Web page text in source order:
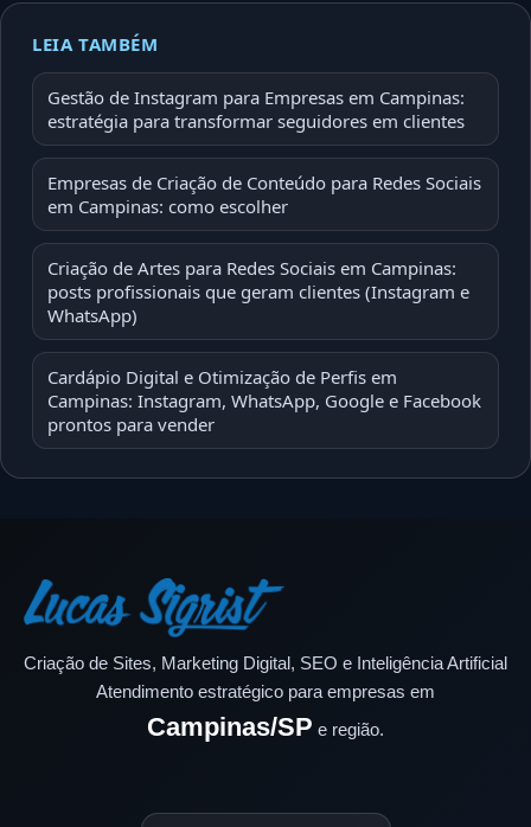
LEIA TAMBÉM
Gestão de Instagram para Empresas em Campinas:
estratégia para transformar seguidores em clientes
Empresas de Criação de Conteúdo para Redes Sociais
em Campinas: como escolher
Criação de Artes para Redes Sociais em Campinas:
posts profissionais que geram clientes (Instagram e
WhatsApp)
Cardápio Digital e Otimização de Perfis em
Campinas: Instagram, WhatsApp, Google e Facebook
prontos para vender
Criação de Sites, Marketing Digital, SEO e Inteligência Artificial
Atendimento estratégico para empresas em
Campinas/SP e região.